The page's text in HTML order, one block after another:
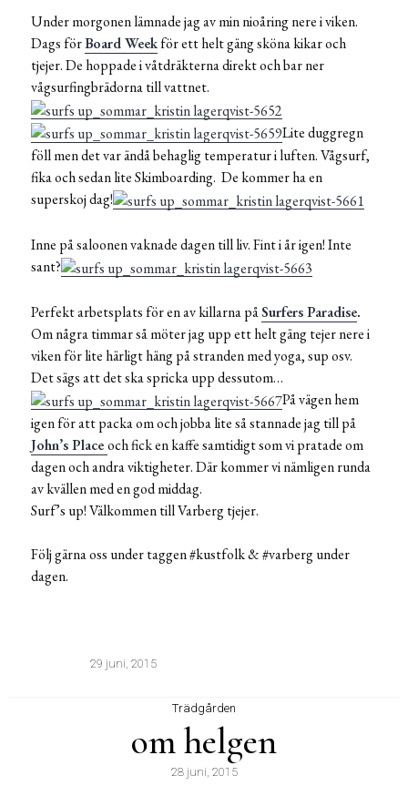
Under morgonen lämnade jag av min nioåring nere i viken.
Dags förBoard Weekför ett helt gäng sköna kikar och
tjejer. De hoppade i våtdräkterna direkt och bar ner
vågsurfingbrädorna till vattnet.
Lite duggregn
föll men det var ändå behaglig temperatur i luften. Vågsurf,
fika och sedan lite Skimboarding. De kommer ha en
superskoj dag!
Inne på saloonen vaknade dagen till liv. Fint i år igen! Inte
sant?
Perfekt arbetsplats för en av killarna påSurfers Paradise.
Om några timmar så möter jag upp ett helt gäng tejer nere i
viken för lite härligt häng på stranden med yoga, sup osv.
Det sägs att det ska spricka upp dessutom…
På vägen hem
igen för att packa om och jobba lite så stannade jag till på
John’s Placeoch fick en kaffe samtidigt som vi pratade om
dagen och andra viktigheter. Där kommer vi nämligen runda
av kvällen med en god middag.
Surf’s up! Välkommen till Varberg tjejer.
Följ gärna oss under taggen #kustfolk & #varberg under
dagen.
29 juni, 2015
Trädgården
om helgen
28 juni, 2015